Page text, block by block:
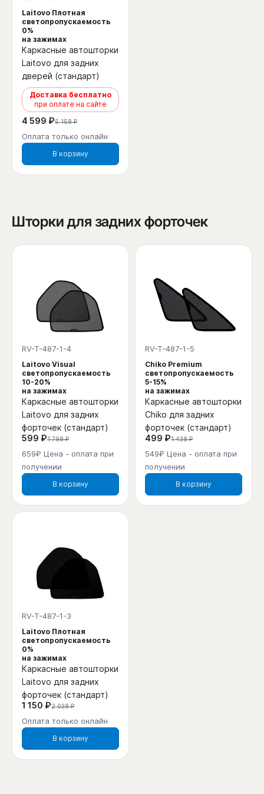
Laitovo Плотная
светопропускаемость
0%
на зажимах
Каркасные автошторки
Laitovo для задних
дверей (стандарт)
Доставка бесплатно
при оплате на сайте
4 599 ₽5 158 ₽
Оплата только онлайн
В корзину
Шторки для задних форточек
RV-T-487-1-4
Laitovo Visual
светопропускаемость
10-20%
на зажимах
Каркасные автошторки
Laitovo для задних
форточек (стандарт)
599 ₽1 798 ₽
659₽ Цена - оплата при
получении
В корзину
RV-T-487-1-5
Chiko Premium
светопропускаемость
5-15%
на зажимах
Каркасные автошторки
Chiko для задних
форточек (стандарт)
499 ₽1 438 ₽
549₽ Цена - оплата при
получении
В корзину
RV-T-487-1-3
Laitovo Плотная
светопропускаемость
0%
на зажимах
Каркасные автошторки
Laitovo для задних
форточек (стандарт)
1 150 ₽2 038 ₽
Оплата только онлайн
В корзину